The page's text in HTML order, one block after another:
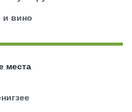
и вино
места